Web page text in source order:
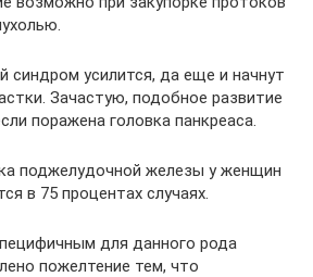
синдром усилится, да еще и начнут
Зачастую, подобное развитие
поражена головка панкреаса.
поджелудочной железы у женщин
в 75 процентах случаях.
для данного рода
пожелтение тем, что